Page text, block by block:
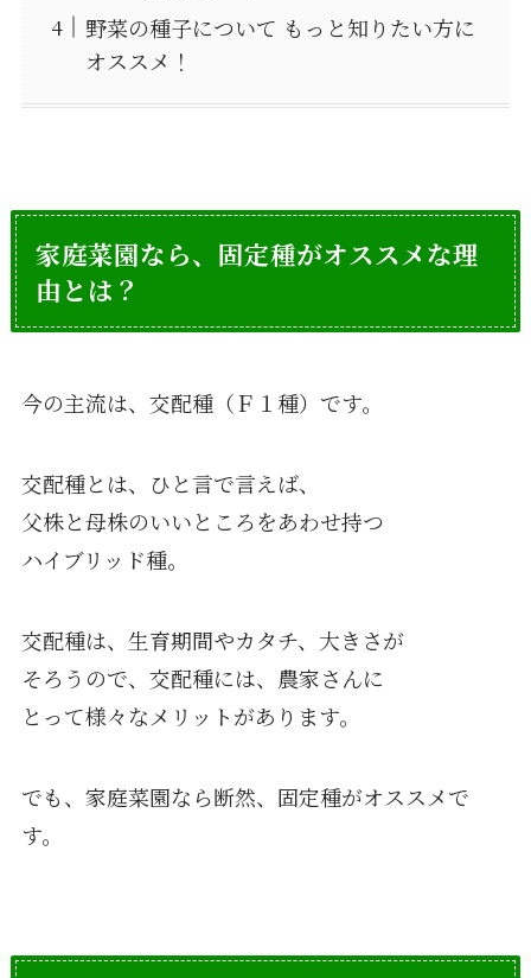
野菜の種子について もっと知りたい方に
オススメ！
家庭菜園なら、固定種がオススメな理
由とは？
今の主流は、交配種（Ｆ１種）です。
交配種とは、ひと言で言えば、
父株と母株のいいところをあわせ持つ
ハイブリッド種。
交配種は、生育期間やカタチ、大きさが
そろうので、交配種には、農家さんに
とって様々なメリットがあります。
でも、家庭菜園なら断然、固定種がオススメで
す。